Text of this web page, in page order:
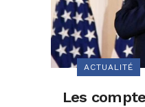
ACTUALITÉ
Les